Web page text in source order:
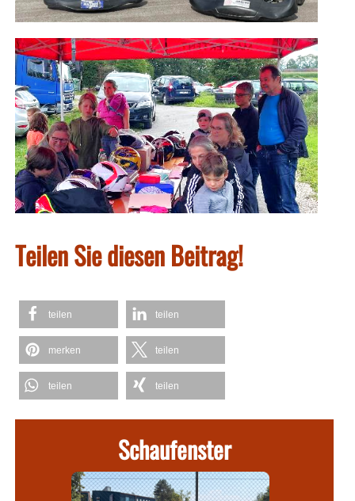
Teilen Sie diesen Beitrag!
teilen teilen
merken teilen
teilen teilen
Schaufenster